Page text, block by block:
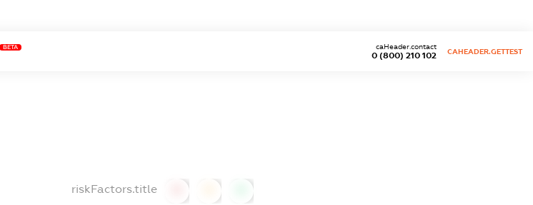
BETA
0 (800) 210 102
caHeader.contact
CAHEADER.GETTEST
riskFactors.title